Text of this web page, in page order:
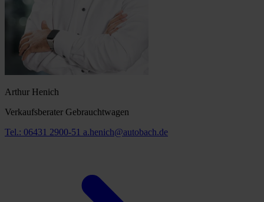
Arthur Henich
Verkaufsberater Gebrauchtwagen
Tel.: 06431 2900-51 a.henich@autobach.de